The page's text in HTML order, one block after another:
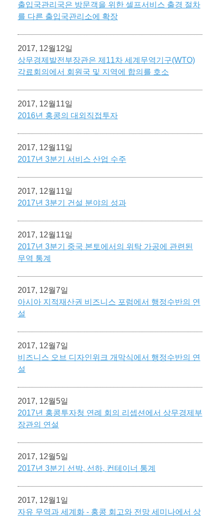
출입국관리국은 방문객을 위한 셀프서비스 출경 절차
를 다른 출입국관리소에 확장
2017, 12월12일
상무경제발전부장관은 제11차 세계무역기구(WTO)
각료회의에서 회원국 및 지역에 합의를 호소
2017, 12월11일
2016년 홍콩의 대외직접투자
2017, 12월11일
2017년 3분기 서비스 산업 수주
2017, 12월11일
2017년 3분기 건설 분야의 성과
2017, 12월11일
2017년 3분기 중국 본토에서의 위탁 가공에 관련된
무역 통계
2017, 12월7일
아시아 지적재산권 비즈니스 포럼에서 행정수반의 연
설
2017, 12월7일
비즈니스 오브 디자인위크 개막식에서 행정수반의 연
설
2017, 12월5일
2017년 홍콩투자청 연례 회의 리셉션에서 상무경제부
장관의 연설
2017, 12월5일
2017년 3분기 선박, 선하, 컨테이너 통계
2017, 12월1일
자유 무역과 세계화 - 홍콩 회고와 전망 세미나에서 상